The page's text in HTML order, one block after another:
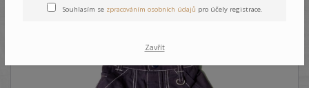
Souhlasím se zpracováním osobních údajů pro účely registrace.
Zavřít